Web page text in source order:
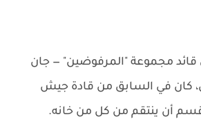
قائد مجموعة "المرفوضين" — جان
كان في السابق من قادة جيش
أن ينتقم من كل من خانه.